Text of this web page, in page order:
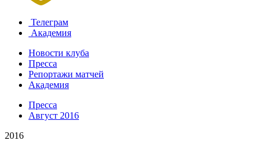
Телеграм
Академия
Новости клуба
Пресса
Репортажи матчей
Академия
Пресса
Август 2016
2016